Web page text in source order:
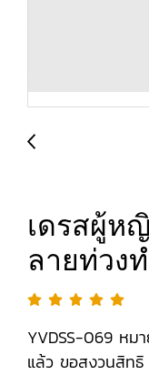
เดรสผู้ห
ลายท่วง
YVDSS-069 หม
แล้ว ขอสงวนสิท